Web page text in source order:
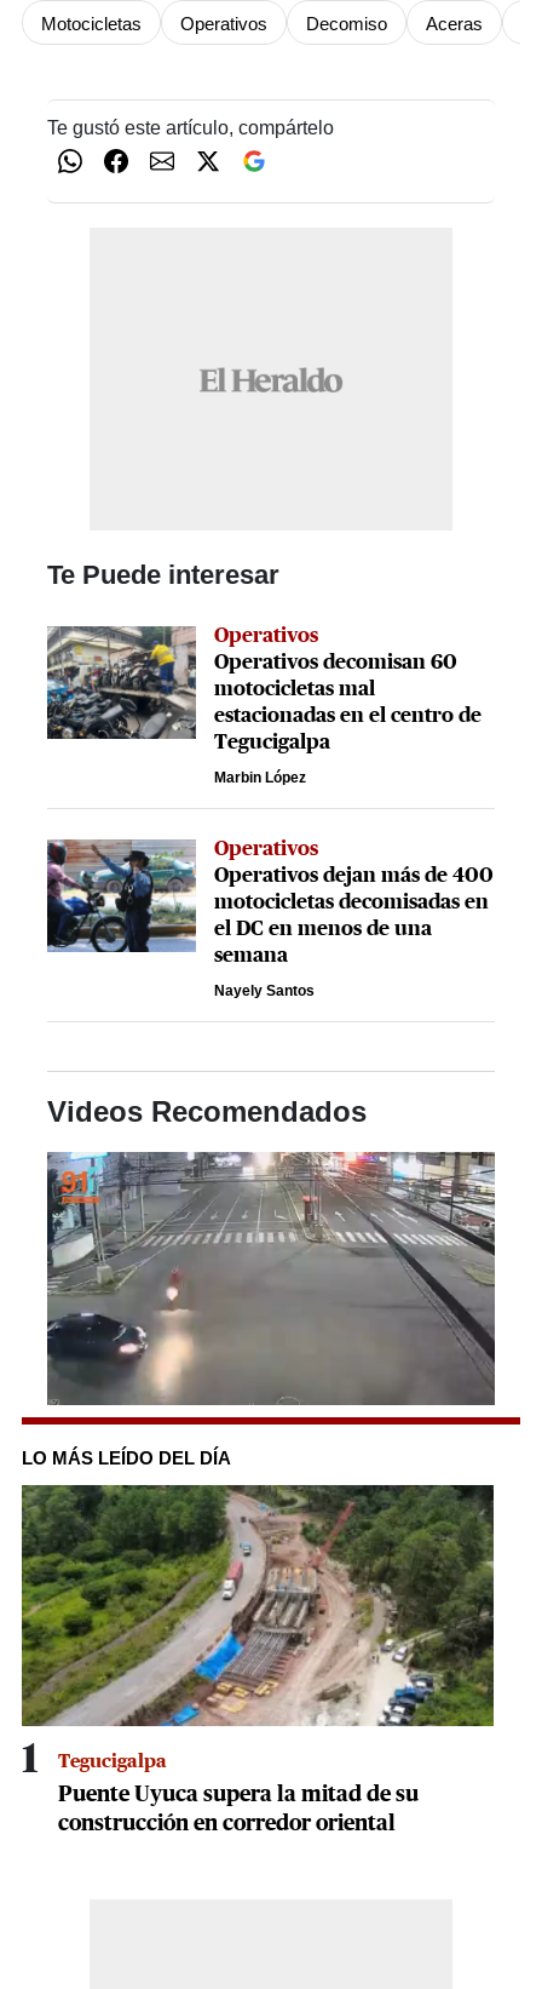
Motocicletas Operativos Decomiso Aceras
Te gustó este artículo, compártelo
Te Puede interesar
Operativos
Operativos decomisan 60
motocicletas mal
estacionadas en el centro de
Tegucigalpa
Marbin López
Operativos
Operativos dejan más de 400
motocicletas decomisadas en
el DC en menos de una
semana
Nayely Santos
Videos Recomendados
0
of
31
seconds
LO MÁS LEÍDO DEL DÍA
1 Tegucigalpa
Puente Uyuca supera la mitad de su
construcción en corredor oriental